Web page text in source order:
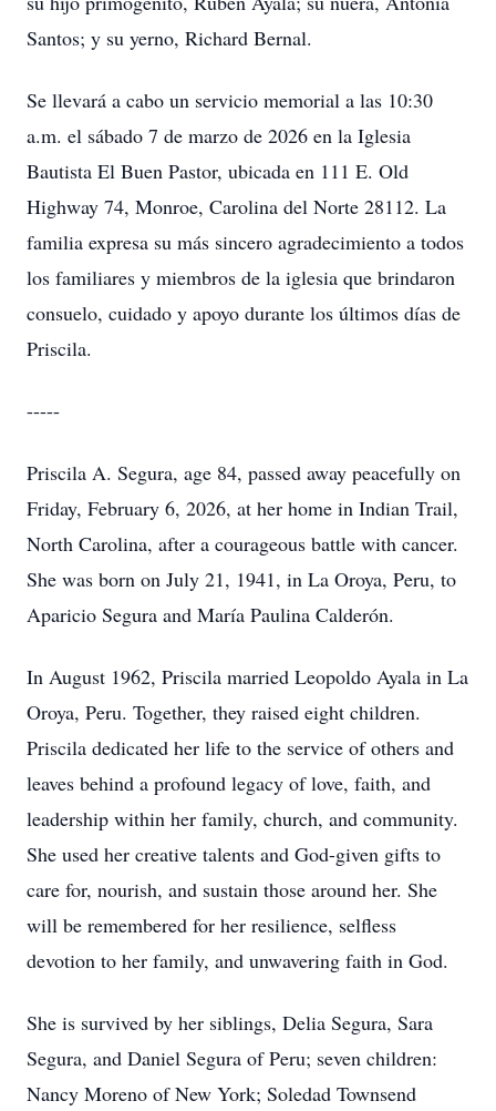
Santos; y su yerno, Richard Bernal.
Se llevará a cabo un servicio memorial a las 10:30
a.m. el sábado 7 de marzo de 2026 en la Iglesia
Bautista El Buen Pastor, ubicada en 111 E. Old
Highway 74, Monroe, Carolina del Norte 28112. La
familia expresa su más sincero agradecimiento a todos
los familiares y miembros de la iglesia que brindaron
consuelo, cuidado y apoyo durante los últimos días de
Priscila.
-----
Priscila A. Segura, age 84, passed away peacefully on
Friday, February 6, 2026, at her home in Indian Trail,
North Carolina, after a courageous battle with cancer.
She was born on July 21, 1941, in La Oroya, Peru, to
Aparicio Segura and María Paulina Calderón.
In August 1962, Priscila married Leopoldo Ayala in La
Oroya, Peru. Together, they raised eight children.
Priscila dedicated her life to the service of others and
leaves behind a profound legacy of love, faith, and
leadership within her family, church, and community.
She used her creative talents and God-given gifts to
care for, nourish, and sustain those around her. She
will be remembered for her resilience, selfless
devotion to her family, and unwavering faith in God.
She is survived by her siblings, Delia Segura, Sara
Segura, and Daniel Segura of Peru; seven children:
Nancy Moreno of New York; Soledad Townsend